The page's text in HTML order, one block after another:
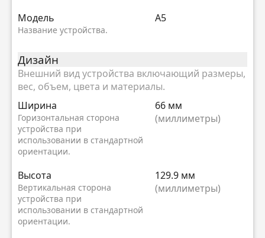
Модель
Название устройства.
A5
Дизайн
Внешний вид устройства включающий размеры,
вес, объем, цвета и материалы.
Ширина
Горизонтальная сторона
устройства при
использовании в стандартной
ориентации.
66 мм
(миллиметры)
Высота
Вертикальная сторона
устройства при
использовании в стандартной
ориентации.
129.9 мм
(миллиметры)